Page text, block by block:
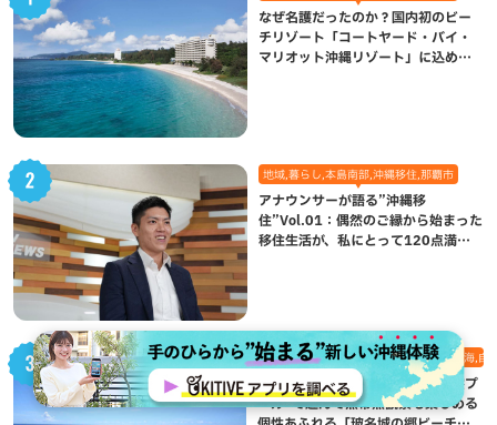
なぜ名護だったのか？国内初のビー
チリゾート「コートヤード・バイ・
マリオット沖縄リゾート」に込めら
地域,暮らし,本島南部,沖縄移住,那覇市
アナウンサーが語る”沖縄移
住”Vol.01：偶然のご縁から始まった
移住生活が、私にとって120点満点
おでかけ,八重瀬町,地域,本島南部,沖縄の海,自
沖縄南部の隠れ家！波のない“天然プ
ール”で遊んで熱帯魚観察も楽しめる